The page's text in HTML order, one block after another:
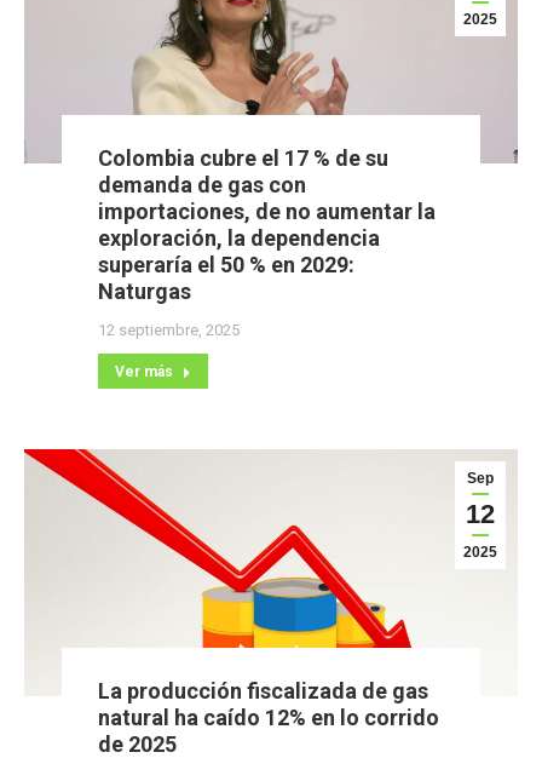
2025
Colombia cubre el 17 % de su
demanda de gas con
importaciones, de no aumentar la
exploración, la dependencia
superaría el 50 % en 2029:
Naturgas
12 septiembre, 2025
Ver más
Sep
12
2025
La producción fiscalizada de gas
natural ha caído 12% en lo corrido
de 2025